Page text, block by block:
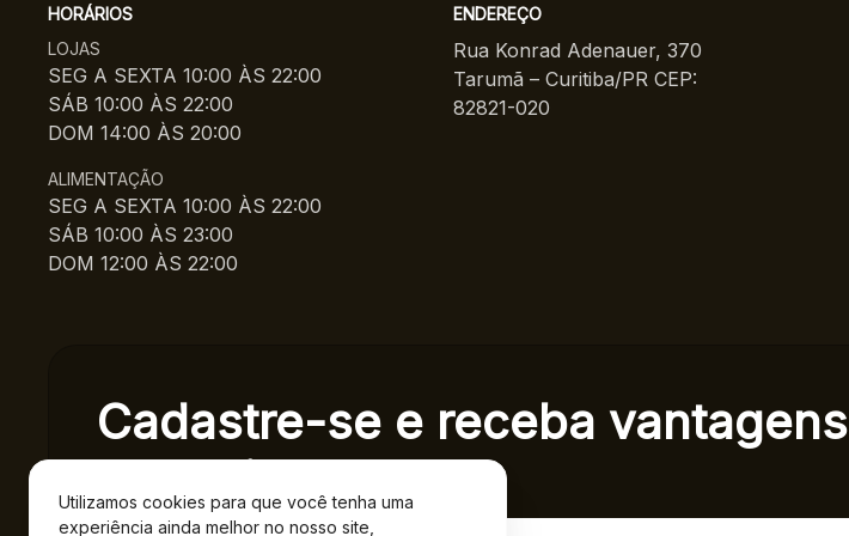
Utilizamos cookies para que você tenha uma
experiência ainda melhor no nosso site,
HORÁRIOS
LOJAS
SEG A SEXTA 10:00 ÀS 22:00
SÁB 10:00 ÀS 22:00
DOM 14:00 ÀS 20:00
ALIMENTAÇÃO
SEG A SEXTA 10:00 ÀS 22:00
SÁB 10:00 ÀS 23:00
DOM 12:00 ÀS 22:00
ENDEREÇO
Rua Konrad Adenauer, 370
Tarumã – Curitiba/PR CEP:
82821-020
Cadastre-se e receba vantagens
exclusivas.